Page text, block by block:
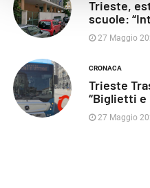
Trieste,
scuole:
27 Maggio
CRONACA
Trieste
“Biglietti
27 Maggio